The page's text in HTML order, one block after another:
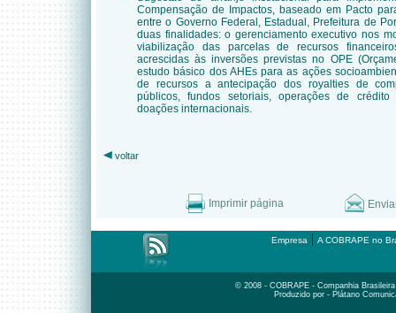
Compensação de Impactos, baseado em Pacto
entre o Governo Federal, Estadual, Prefeitura de
duas finalidades: o gerenciamento executivo nos
viabilização das parcelas de recursos
acrescidas às inversões previstas no OPE
estudo básico dos AHEs para as ações
de recursos a antecipação dos royalties de
públicos, fundos setoriais, operações de
doações internacionais.
voltar
Imprimir página
Empresa | A COBRAPE no
© 2008 - COBRAPE - Companhia
Produzido por - Plátano